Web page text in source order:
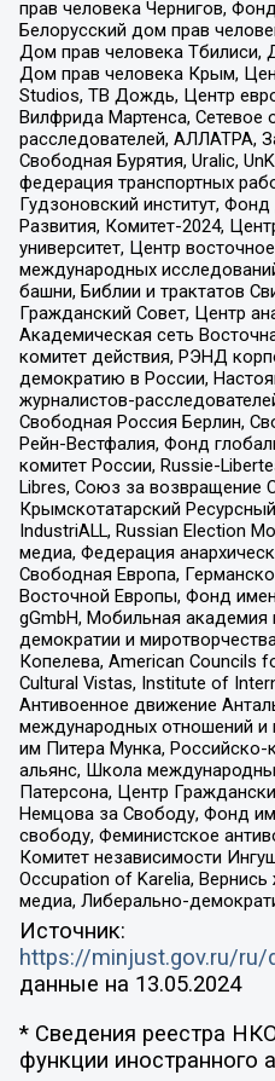
прав человека Чернигов,
Белорусский дом прав
Дом прав человека Тбилиси,
Дом прав человека Крым,
Studios, ТВ Дождь, Центр
Вилфрида Мартенса, Сетевое
расследователей, АЛЛАТРА,
Свободная Бурятия, Uralic,
федерация транспортных
Гудзоновский институт,
Развития, Комитет-2024,
университет, Центр
международных
башни, Библии и трактатов
Гражданский Совет, Центр
Академическая сеть
комитет действия, РЭНД
демократию в России,
журналистов-
Свободная Россия Берлин,
Рейн-Вестфалия, Фонд
комитет России, Russie-
Libres, Союз за возвращение
Крымскотатарский
IndustriALL, Russian Election
медиа, Федерация
Свободная Европа,
Восточной Европы, Фонд
gGmbH, Мобильная
демократии и
Копелева, American Councils
Cultural Vistas, Institute of
Антивоенное движение
международных отношений и
им Питера Мунка, Российско-
альянс, Школа
Патерсона, Центр
Немцова за Свободу, Фонд
свободу, Феминистское
Комитет независимости
Occupation of Karelia,
медиа, Либерально-
Источник:
https://minjust.gov.ru/
данные на 13.05.2024
* Сведения реестра
функции иностранного